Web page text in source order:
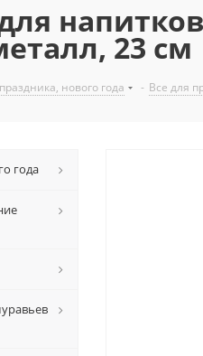
23 см
нового года - Все для
года